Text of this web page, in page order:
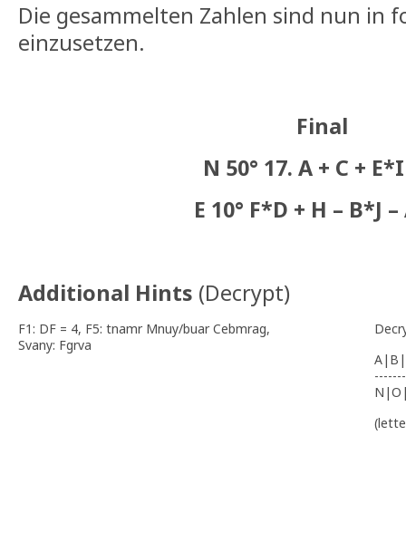
Die gesammelten Zahlen sind nun in
einzusetzen.
Final
N 50° 17. A + C +
E 10° F*D + H – B*J
Additional Hints (Decrypt)
F1: DF = 4, F5: tnamr Mnuy/buar Cebmrag,
Svany: Fgrva